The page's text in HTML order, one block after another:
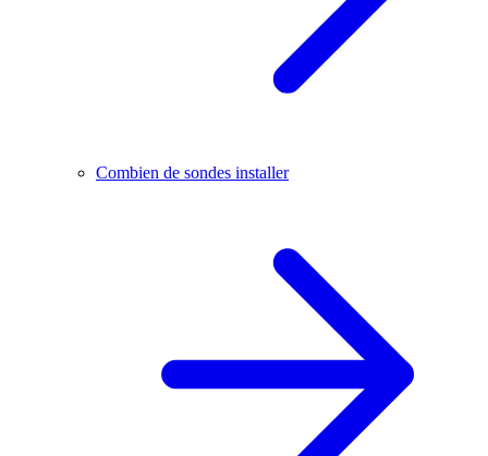
Combien de sondes installer